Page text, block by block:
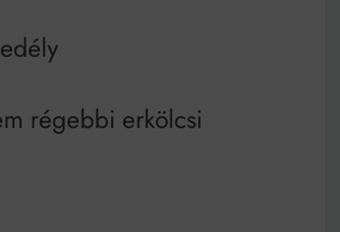
régebbi erkölcsi